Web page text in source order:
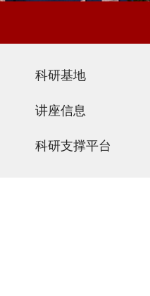
科研基地
讲座信息
科研支撑平台